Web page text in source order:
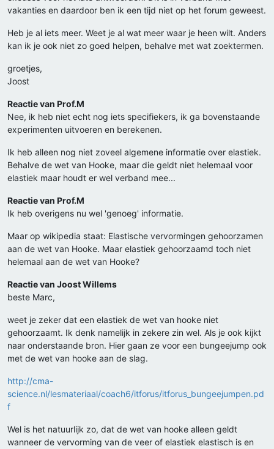
vakanties en daardoor ben ik een tijd niet op het forum geweest.
Heb je al iets meer. Weet je al wat meer waar je heen wilt. Anders
kan ik je ook niet zo goed helpen, behalve met wat zoektermen.
groetjes,
Joost
Reactie van Prof.M
Nee, ik heb niet echt nog iets specifiekers, ik ga bovenstaande
experimenten uitvoeren en berekenen.
Ik heb alleen nog niet zoveel algemene informatie over elastiek.
Behalve de wet van Hooke, maar die geldt niet helemaal voor
elastiek maar houdt er wel verband mee...
Reactie van Prof.M
Ik heb overigens nu wel 'genoeg' informatie.
Maar op wikipedia staat: Elastische vervormingen gehoorzamen
aan de wet van Hooke. Maar elastiek gehoorzaamd toch niet
helemaal aan de wet van Hooke?
Reactie van Joost Willems
beste Marc,
weet je zeker dat een elastiek de wet van hooke niet
gehoorzaamt. Ik denk namelijk in zekere zin wel. Als je ook kijkt
naar onderstaande bron. Hier gaan ze voor een bungeejump ook
met de wet van hooke aan de slag.
http://cma-
science.nl/lesmateriaal/coach6/itforus/itforus_bungeejumpen.pd
f
Wel is het natuurlijk zo, dat de wet van hooke alleen geldt
wanneer de vervorming van de veer of elastiek elastisch is en